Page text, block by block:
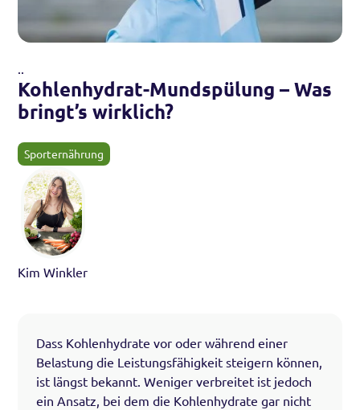
..
Kohlenhydrat-Mundspülung – Was
bringt’s wirklich?
Sporternährung
Kim Winkler
Dass Kohlenhydrate vor oder während einer
Belastung die Leistungsfähigkeit steigern können,
ist längst bekannt. Weniger verbreitet ist jedoch
ein Ansatz, bei dem die Kohlenhydrate gar nicht